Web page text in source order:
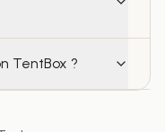
TentBox ?